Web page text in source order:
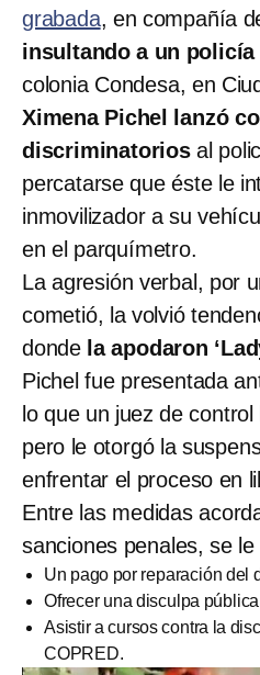
grabada, en compañía
insultando a un
colonia Condesa, en
Ximena Pichel lanzó
discriminatoriosal
percatarse que éste le
inmovilizador a su
en el parquímetro.
La agresión verbal, por
cometió, la volvió
donde la apodaron
Pichel fue presentada
lo que un juez de
pero le otorgó la
enfrentar el proceso en
Entre las medidas
sanciones penales, se le
Un pago por reparación del
Ofrecer una disculpa
Asistir a cursos contra la
COPRED.